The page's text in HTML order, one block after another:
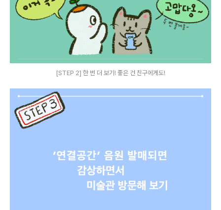
[STEP 2] 한 번 더 보기! 좋은 건 친구에게도!